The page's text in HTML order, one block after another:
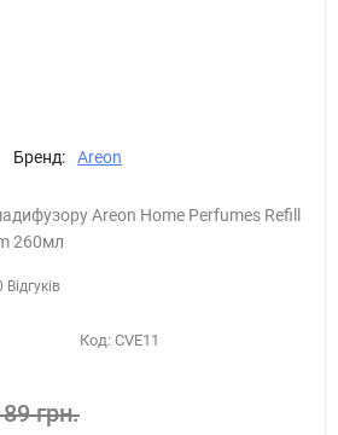
Бренд: Areon
Areon Home Perfumes Refill
260мл
Відгуків
Код: CVE11
грн.